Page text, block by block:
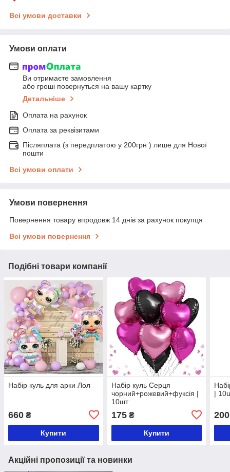
Всі умови доставки
Умови оплати
Ви отримаєте замовлення
або гроші повернуться на вашу картку
Детальніше
Оплата на рахунок
Оплата за реквізитами
Післяплата (з передплатою у 200грн ) лише для Нової
пошти
Всі умови оплати
Умови повернення
Повернення товару впродовж 14 днів за рахунок покупця
Всі умови повернення
Подібні товари компанії
Набір куль для арки Лол
660 ₴
Купити
Набір куль Серця
чорний+рожевий+фуксія |
10шт
175₴
Купити
|
200
Акційні пропозиції та новинки